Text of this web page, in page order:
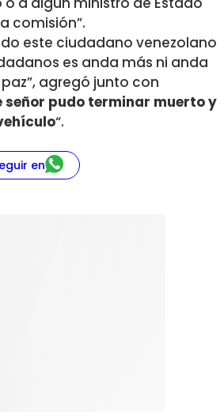
comisión”.
este ciudadano venezolano
es anda más ni anda
agregó junto con
señor pudo terminar muerto y
“.
en